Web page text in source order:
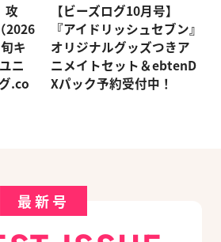
攻
2026
キ
ニ
.co
【ビーズログ10月号】
『アイドリッシュセブン』
オリジナルグッズつきア
ニメイトセット＆ebtenD
Xパック予約受付中！
最新号